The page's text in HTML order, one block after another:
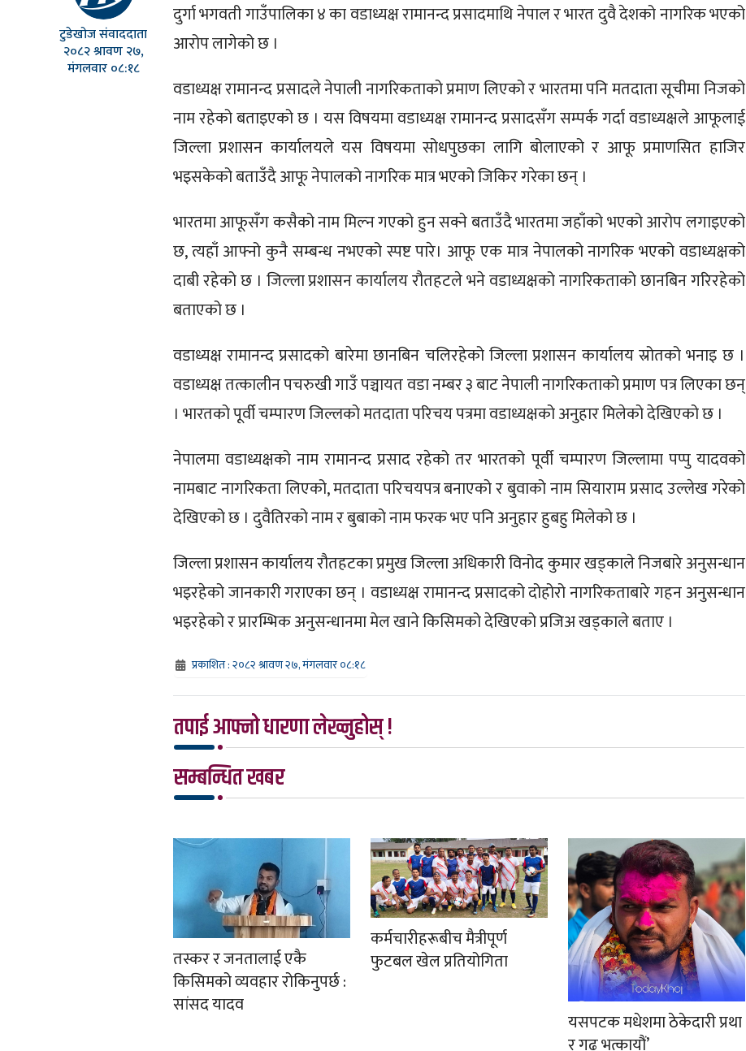
टुडेखोज संवाददाता
२०८२ श्रावण २७,
मंगलवार ०८:१८
दुर्गा भगवती गाउँपालिका ४ का वडाध्यक्ष रामानन्द प्रसादमाथि नेपाल र भारत दुवै देशको नागरिक भएको
आरोप लागेको छ ।
वडाध्यक्ष रामानन्द प्रसादले नेपाली नागरिकताको प्रमाण लिएको र भारतमा पनि मतदाता सूचीमा निजको
नाम रहेको बताइएको छ । यस विषयमा वडाध्यक्ष रामानन्द प्रसादसँग सम्पर्क गर्दा वडाध्यक्षले आफूलाई
जिल्ला प्रशासन कार्यालयले यस विषयमा सोधपुछका लागि बोलाएको र आफू प्रमाणसित हाजिर
भइसकेको बताउँदै आफू नेपालको नागरिक मात्र भएको जिकिर गरेका छन् ।
भारतमा आफूसँग कसैको नाम मिल्न गएको हुन सक्ने बताउँदै भारतमा जहाँको भएको आरोप लगाइएको
छ, त्यहाँ आफ्नो कुनै सम्बन्ध नभएको स्पष्ट पारे। आफू एक मात्र नेपालको नागरिक भएको वडाध्यक्षको
दाबी रहेको छ । जिल्ला प्रशासन कार्यालय रौतहटले भने वडाध्यक्षको नागरिकताको छानबिन गरिरहेको
बताएको छ ।
वडाध्यक्ष रामानन्द प्रसादको बारेमा छानबिन चलिरहेको जिल्ला प्रशासन कार्यालय स्रोतको भनाइ छ ।
वडाध्यक्ष तत्कालीन पचरुखी गाउँ पञ्चायत वडा नम्बर ३ बाट नेपाली नागरिकताको प्रमाण पत्र लिएका छन्
। भारतको पूर्वी चम्पारण जिल्लको मतदाता परिचय पत्रमा वडाध्यक्षको अनुहार मिलेको देखिएको छ ।
नेपालमा वडाध्यक्षको नाम रामानन्द प्रसाद रहेको तर भारतको पूर्वी चम्पारण जिल्लामा पप्पु यादवको
नामबाट नागरिकता लिएको, मतदाता परिचयपत्र बनाएको र बुवाको नाम सियाराम प्रसाद उल्लेख गरेको
देखिएको छ । दुवैतिरको नाम र बुबाको नाम फरक भए पनि अनुहार हुबहु मिलेको छ ।
जिल्ला प्रशासन कार्यालय रौतहटका प्रमुख जिल्ला अधिकारी विनोद कुमार खड्काले निजबारे अनुसन्धान
भइरहेको जानकारी गराएका छन् । वडाध्यक्ष रामानन्द प्रसादको दोहोरो नागरिकताबारे गहन अनुसन्धान
भइरहेको र प्रारम्भिक अनुसन्धानमा मेल खाने किसिमको देखिएको प्रजिअ खड्काले बताए ।
प्रकाशित : २०८२ श्रावण २७, मंगलवार ०८:१८
तपाई आफ्नो धारणा लेख्नुहोस् !
सम्बन्धित खबर
तस्कर र जनतालाई एकै
किसिमको व्यवहार रोकिनुपर्छ :
सांसद यादव
कर्मचारीहरूबीच मैत्रीपूर्ण
फुटबल खेल प्रतियोगिता
यसपटक मधेशमा ठेकेदारी प्रथा
र गढ भत्कायौं’